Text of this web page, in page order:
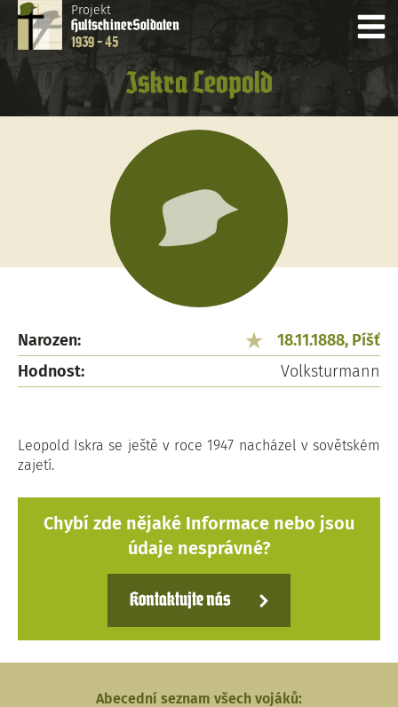
Projekt
HultschinerSoldaten
1939 - 45
Iskra Leopold
Narozen:
18.11.1888, Píšť
Hodnost:
Volksturmann
Leopold Iskra se ještě v roce 1947 nacházel v sovětském
zajetí.
Chybí zde nějaké Informace nebo jsou
údaje nesprávné?
Kontaktujte nás
Abecední seznam všech vojáků: